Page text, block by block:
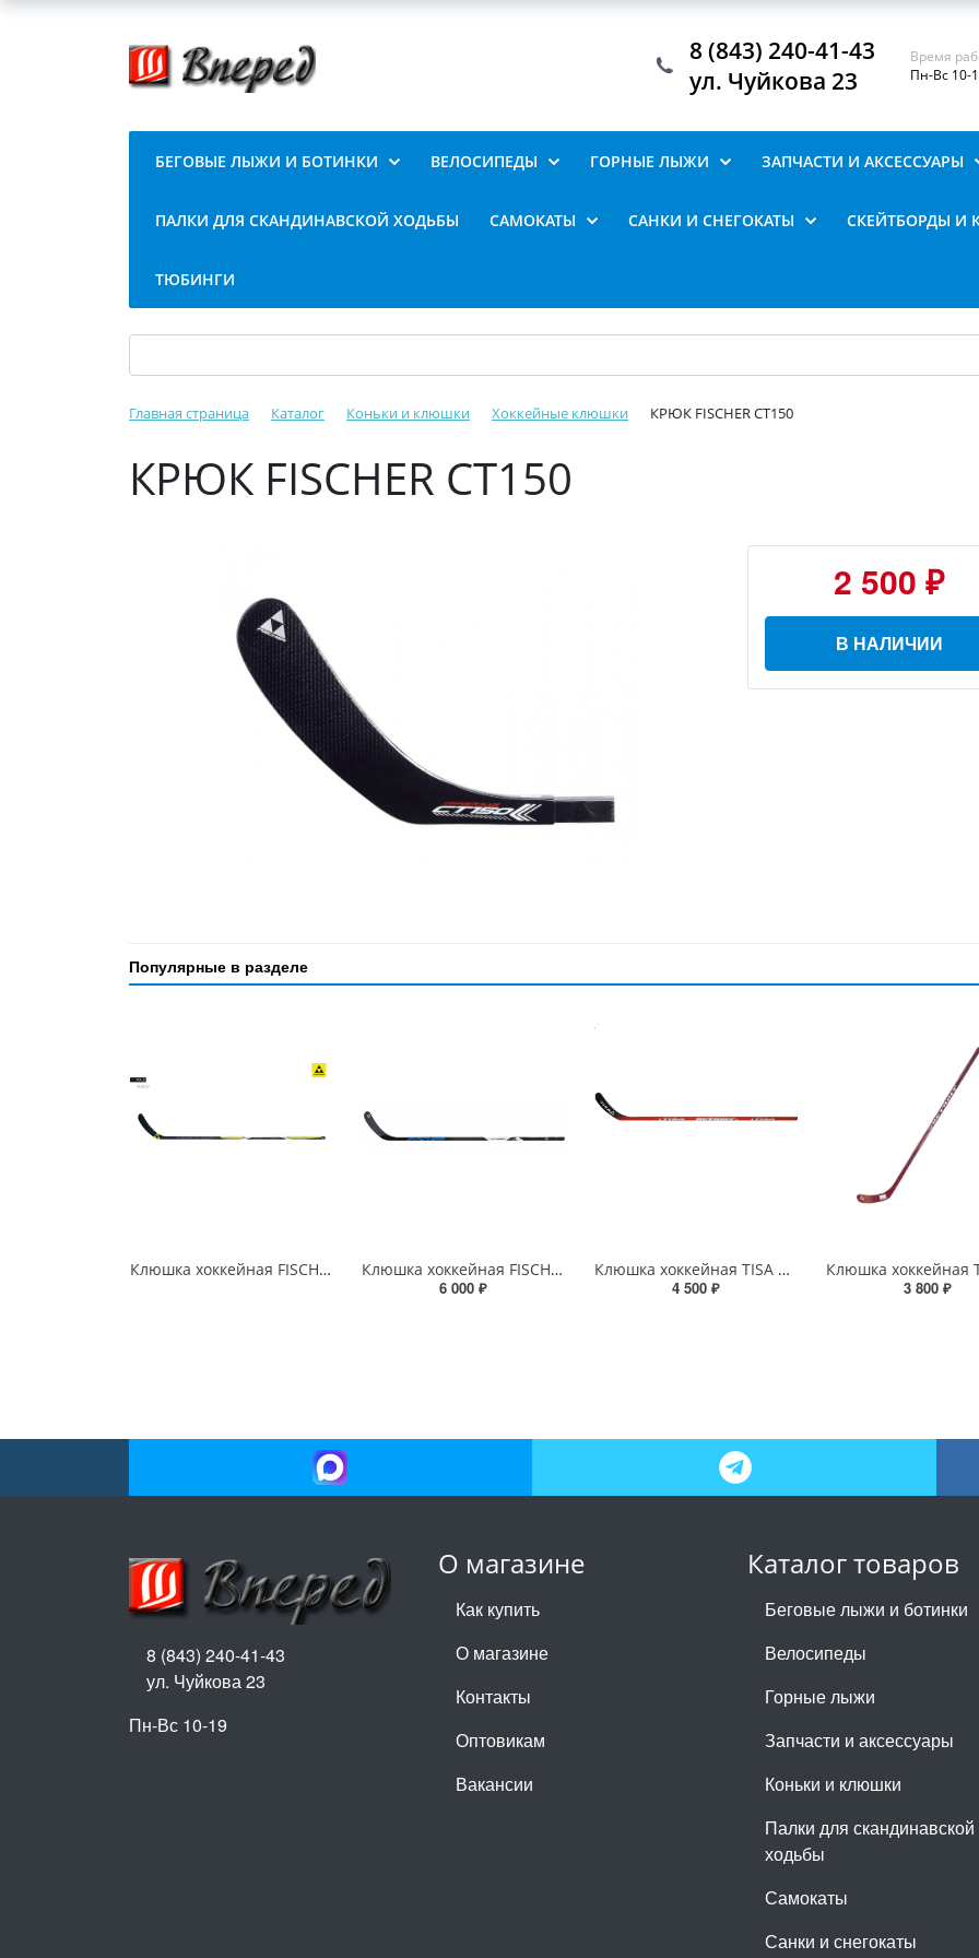
8 (843) 240-41-43
ул. Чуйкова 23
Время
Пн-Вс 10-
БЕГОВЫЕ ЛЫЖИ И БОТИНКИ ВЕЛОСИПЕДЫ ГОРНЫЕ ЛЫЖИ ЗАПЧАСТИ И АКСЕССУАРЫ
ПАЛКИ ДЛЯ СКАНДИНАВСКОЙ ХОДЬБЫ САМОКАТЫ САНКИ И СНЕГОКАТЫ СКЕЙТБОРДЫ И
ТЮБИНГИ
Главная страница Каталог Коньки и клюшки Хоккейные клюшки КРЮК FISCHER CT150
КРЮК FISCHER CT150
2 500 ₽
В НАЛИЧИИ
Популярные в разделе
Клюшка хоккейная FISCHER FX 2 sr
Клюшка хоккейная FISCHER CT250
6 000 ₽
Клюшка хоккейная TISA Detroit SR Comp
4 500 ₽
3 800 ₽
О магазине
Как купить
О магазине
Контакты
Оптовикам
Вакансии
Каталог товаров
Беговые лыжи и ботинки
Велосипеды
Горные лыжи
Запчасти и аксессуары
Коньки и клюшки
Палки для скандинавской
ходьбы
Самокаты
Санки и снегокаты
8 (843) 240-41-43
ул. Чуйкова 23
Пн-Вс 10-19